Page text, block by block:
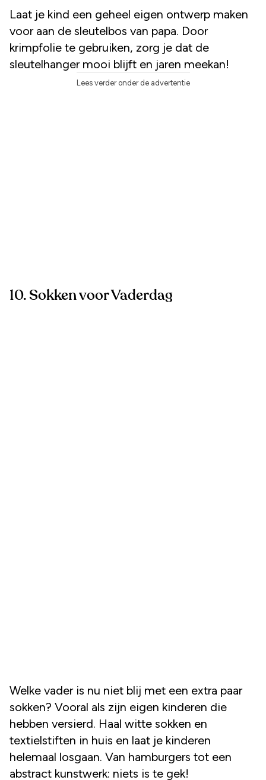
Laat je kind een geheel eigen ontwerp maken
voor aan de sleutelbos van papa. Door
krimpfolie te gebruiken, zorg je dat de
sleutelhanger mooi blijft en jaren meekan!
Lees verder onder de advertentie
10. Sokken voor Vaderdag
Welke vader is nu niet blij met een extra paar
sokken? Vooral als zijn eigen kinderen die
hebben versierd. Haal witte sokken en
textielstiften in huis en laat je kinderen
helemaal losgaan. Van hamburgers tot een
abstract kunstwerk: niets is te gek!